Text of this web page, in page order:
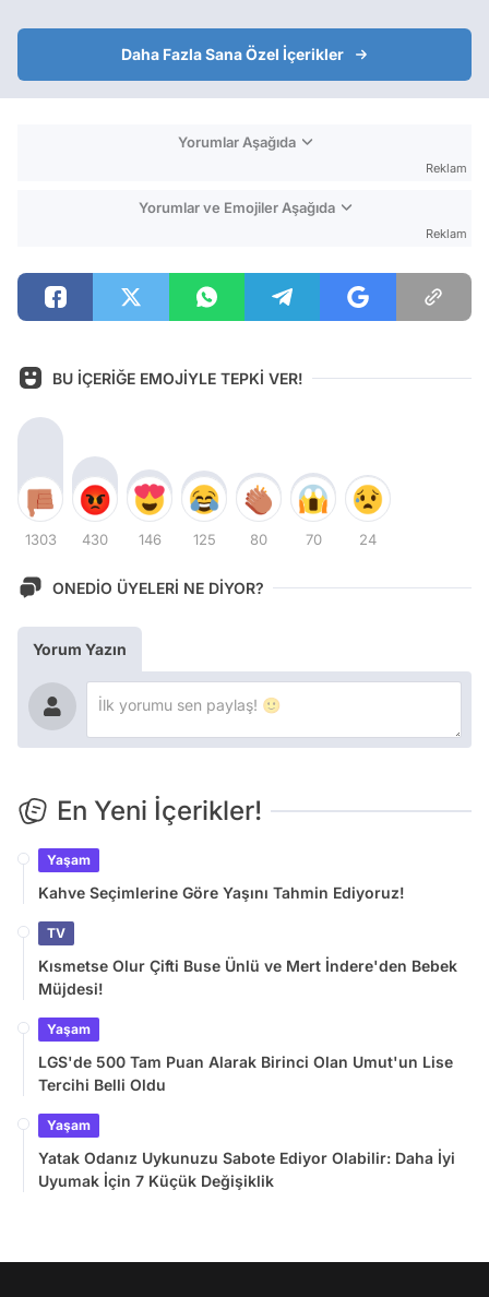
Daha Fazla Sana Özel İçerikler
Yorumlar Aşağıda
Reklam
Yorumlar ve Emojiler Aşağıda
Reklam
BU İÇERİĞE EMOJİYLE TEPKİ VER!
1303 430 146 125 80 70 24
ONEDİO ÜYELERİ NE DİYOR?
Yorum Yazın
En Yeni İçerikler!
Yaşam
Kahve Seçimlerine Göre Yaşını Tahmin Ediyoruz!
TV
Kısmetse Olur Çifti Buse Ünlü ve Mert İndere'den Bebek
Müjdesi!
Yaşam
LGS'de 500 Tam Puan Alarak Birinci Olan Umut'un Lise
Tercihi Belli Oldu
Yaşam
Yatak Odanız Uykunuzu Sabote Ediyor Olabilir: Daha İyi
Uyumak İçin 7 Küçük Değişiklik